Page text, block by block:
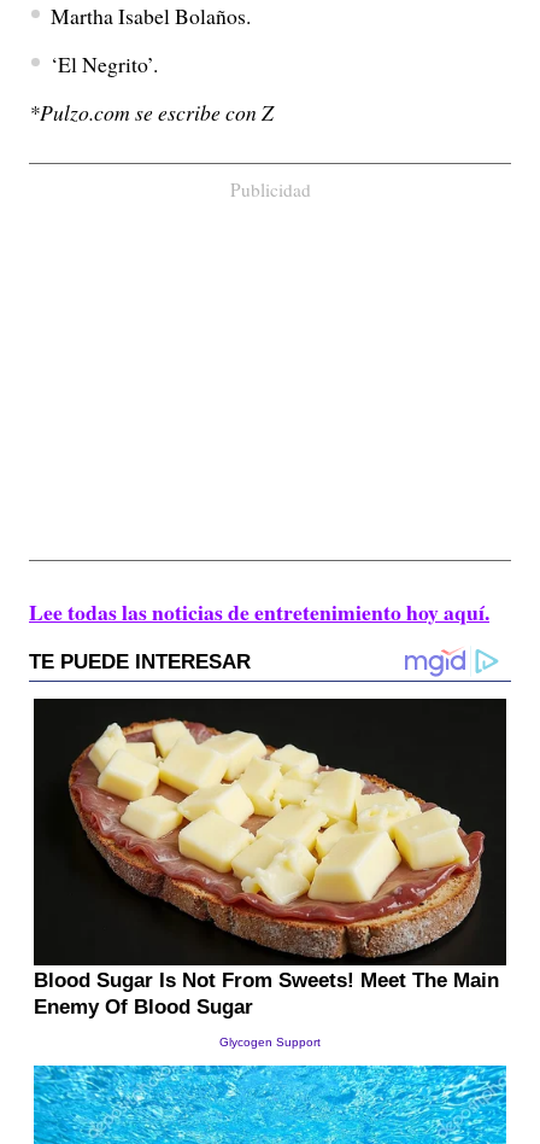
Martha Isabel Bolaños.
‘El Negrito’.
*Pulzo.com se escribe con Z
Publicidad
Lee todas las noticias de entretenimiento hoy aquí.